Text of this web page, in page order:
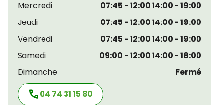
Mercredi
07:45 - 12:00 14:00 - 19:00
Jeudi
07:45 - 12:00 14:00 - 19:00
Vendredi
07:45 - 12:00 14:00 - 19:00
Samedi
09:00 - 12:00 14:00 - 18:00
Dimanche
Fermé
04 74 31 15 80